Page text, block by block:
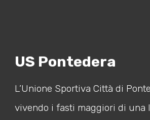
US Pontedera
L’Unione Sportiva Città di
vivendo i fasti maggiori di una